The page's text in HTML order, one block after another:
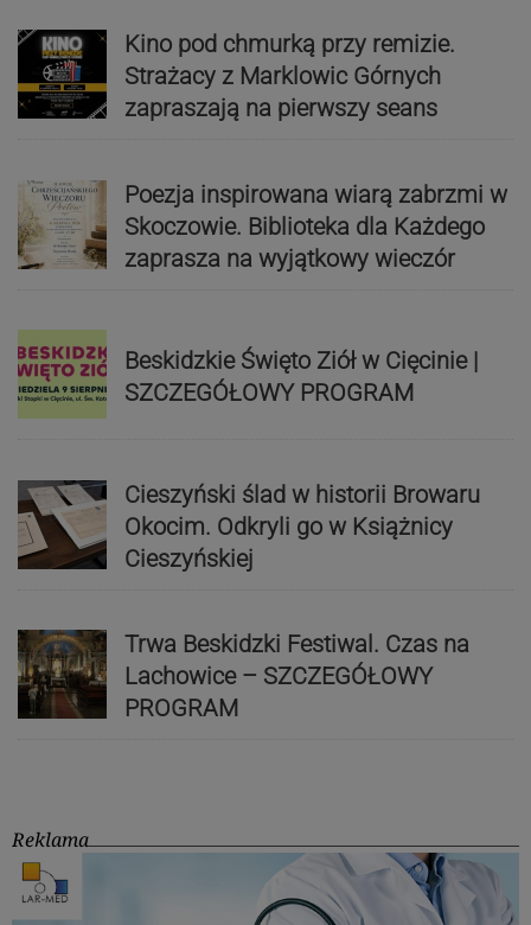
Kino pod chmurką przy remizie.
Strażacy z Marklowic Górnych
zapraszają na pierwszy seans
Poezja inspirowana wiarą zabrzmi w
Skoczowie. Biblioteka dla Każdego
zaprasza na wyjątkowy wieczór
Beskidzkie Święto Ziół w Cięcinie |
SZCZEGÓŁOWY PROGRAM
Cieszyński ślad w historii Browaru
Okocim. Odkryli go w Książnicy
Cieszyńskiej
Trwa Beskidzki Festiwal. Czas na
Lachowice – SZCZEGÓŁOWY
PROGRAM
Reklama